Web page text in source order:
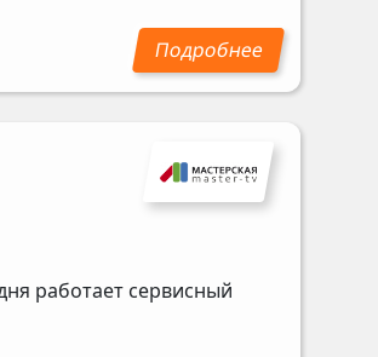
работает сервисный